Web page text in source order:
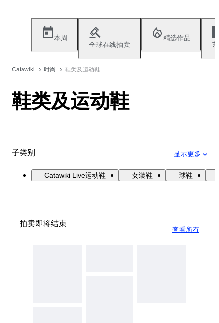
本周
全球在线拍卖
精选作品
Catawiki 时尚 鞋类及运动鞋
鞋类及运动鞋
子类别 显示更多
Catawiki Live运动鞋 女装鞋 球鞋
拍卖即将结束
查看所有